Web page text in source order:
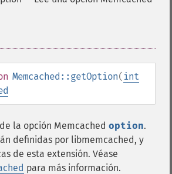
Memcached::getOption( int
la opción Memcached option.
definidas por libmemcached, y
de esta extensión. Véase
para más información.